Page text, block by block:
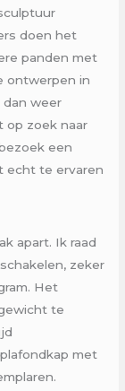
doen het
panden met
ontwerpen in
weer
op zoek naar
een
echt te ervaren
apart. Ik raad
zeker
Het
te
met